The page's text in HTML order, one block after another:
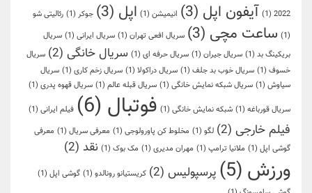
2022
(1) آیفون اپل (3) انیمیشن (1) اپل (3) جوکر (1)
رئالیتی شو
(1)
ساعت مچی (3) سریال افعی تهران (1) سریال ایرانی (1)
سریال
بریکینگ بد (1) سریال جیران (1) سریال حرفه ای (1) سریال خانگی (2)
سریال
خسوف (1) سریال خوب بد جلف (1) سریال دراکولا (1) سریال زخم کاری (1)
سریال
سیاوش (1) سریال شبکه نمایش خانگی (1) سریال قبله عالم (1) سریال قهوه پدری (1)
سریال قورباغه (1) شبکه نمایش خانگی (1) فوتبال (6) فیلم ایرانی (1)
فیلم خارجی (2) لگو (1) مخلوط کن پاورولوجی (1) معرفی سریال (1)
معرفی
گوشی اپل (1) ملانیا ترامپ (1) مهران مدیری (1) مک بوک (1) نقد (2)
ورزش (5) پرسپولیس (2) کریستیانو رونالدو (1) گوشی اپل (1)